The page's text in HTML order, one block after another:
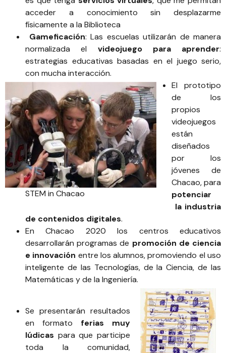
acceder a conocimiento sin desplazarme
físicamente a la Biblioteca
Gameficación: Las escuelas utilizarán de manera
normalizada el videojuego para aprender:
estrategias educativas basadas en el juego serio,
con mucha interacción.
STEM in Chacao
El prototipo
de los
propios
videojuegos
están
diseñados
por los
jóvenes de
Chacao, para
potenciar
la industria
de contenidos digitales.
En Chacao 2020 los centros educativos
desarrollarán programas de promoción de ciencia
e innovación entre los alumnos, promoviendo el uso
inteligente de las Tecnologías, de la Ciencia, de las
Matemáticas y de la Ingeniería.
Se presentarán resultados
en formato ferias muy
lúdicas para que participe
toda la comunidad,